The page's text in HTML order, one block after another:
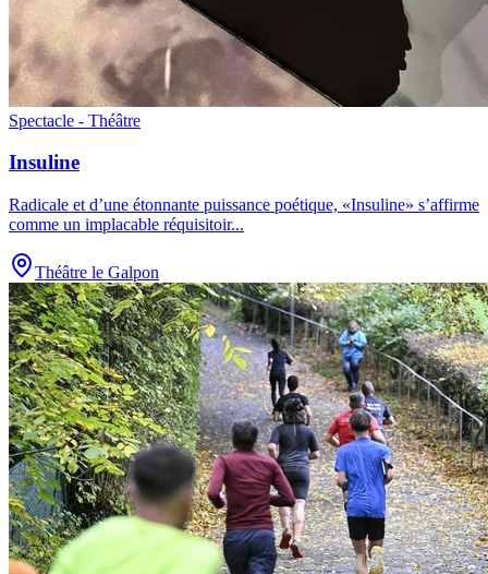
Spectacle - Théâtre
Insuline
Radicale et d’une étonnante puissance poétique, «Insuline» s’affirme
comme un implacable réquisitoir...
Théâtre le Galpon